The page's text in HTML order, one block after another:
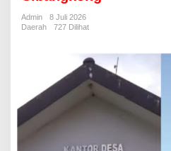
2
untuk
Infrastruktur
Kampung
Cibangkong
Admin
8 Juli 2026
Daerah
727 Dilihat